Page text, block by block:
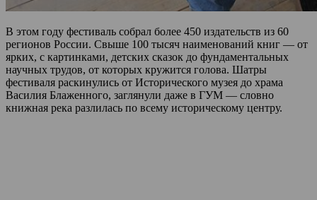
В этом году фестиваль собрал более 450 издательств из 60
регионов России. Свыше 100 тысяч наименований книг — от
ярких, с картинками, детских сказок до фундаментальных
научных трудов, от которых кружится голова. Шатры
фестиваля раскинулись от Исторического музея до храма
Василия Блаженного, заглянули даже в ГУМ — словно
книжная река разлилась по всему историческому центру.